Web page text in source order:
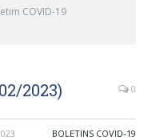
COVID-19
2023) 0
BOLETINS COVID-19